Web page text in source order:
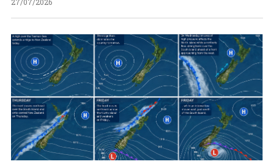
27/07/2026